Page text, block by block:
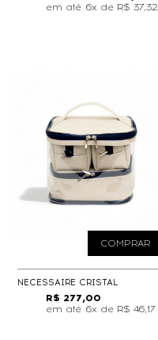
6x de R$ 37,32
COMPRAR
NECESSAIRE CRISTAL
R$ 277,00
6x de R$ 46,17